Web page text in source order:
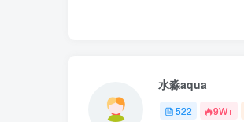
水淼aqua
522 9W+